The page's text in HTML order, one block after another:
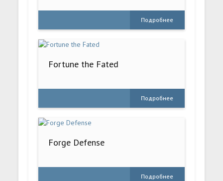
Подробнее
Fortune the Fated
Подробнее
Forge Defense
Подробнее